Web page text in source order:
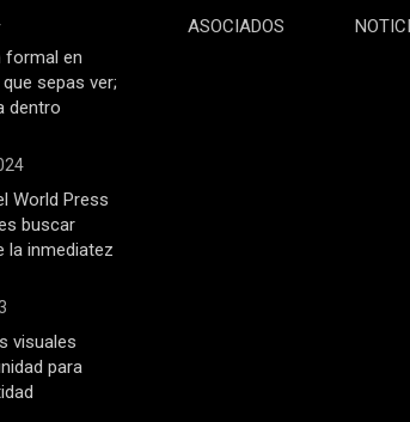
formal en
sepas ver;
dentro
World Press
buscar
la inmediatez
visuales
para
ASOCIADOS